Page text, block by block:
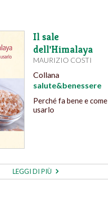
Il sale
dell'Himalaya
MAURIZIO COSTI
Collana
salute&benessere
Perché fa bene e come
usarlo
LEGGI DI PIÙ